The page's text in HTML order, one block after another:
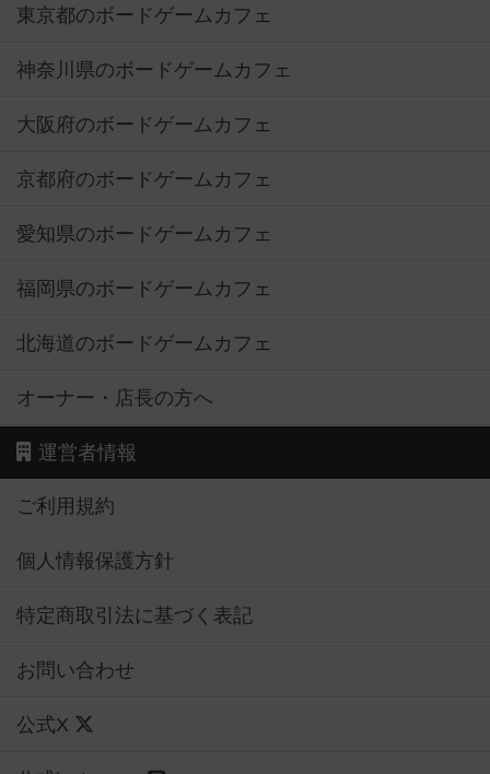
東京都のボードゲームカフェ
神奈川県のボードゲームカフェ
大阪府のボードゲームカフェ
京都府のボードゲームカフェ
愛知県のボードゲームカフェ
福岡県のボードゲームカフェ
北海道のボードゲームカフェ
オーナー・店長の方へ
運営者情報
ご利用規約
個人情報保護方針
特定商取引法に基づく表記
お問い合わせ
公式X